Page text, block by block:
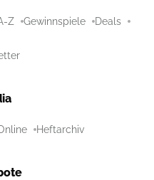
Z Gewinnspiele Deals
Heftarchiv